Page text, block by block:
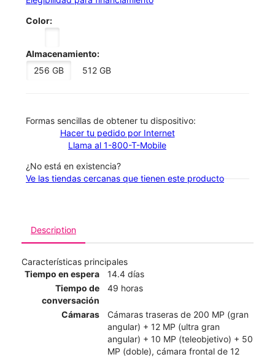
Color:
Almacenamiento:
256 GB
512 GB
​​​​​​​Formas sencillas de obtener tu dispositivo:
Hacer tu pedido por Internet
Llama al 1-800-T-Mobile
¿No está en existencia?
Ve las tiendas cercanas que tienen este producto
Description
Características principales
Tiempo en espera
14.4 días
Tiempo de
conversación
49 horas
Cámaras
Cámaras traseras de 200 MP (gran
angular) + 12 MP (ultra gran
angular) + 10 MP (teleobjetivo) + 50
MP (doble), cámara frontal de 12